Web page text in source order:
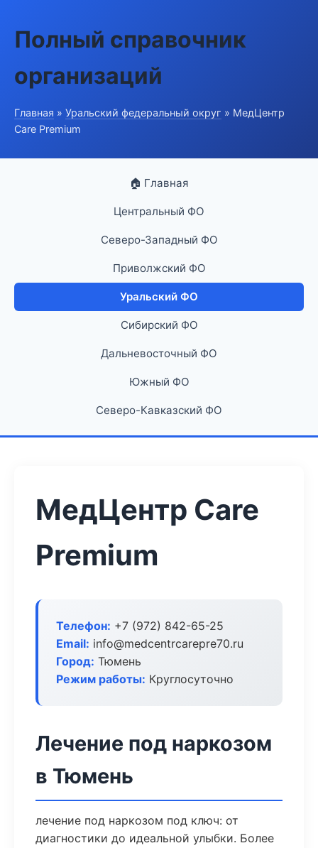
Полный справочник
организаций
Главная » Уральский федеральный округ » МедЦентр
Care Premium
🏠 Главная
Центральный ФО
Северо-Западный ФО
Приволжский ФО
Уральский ФО
Сибирский ФО
Дальневосточный ФО
Южный ФО
Северо-Кавказский ФО
МедЦентр Care
Premium
Телефон: +7 (972) 842-65-25
Email: info@medcentrcarepre70.ru
Город: Тюмень
Режим работы: Круглосуточно
Лечение под наркозом
в Тюмень
лечение под наркозом под ключ: от
диагностики до идеальной улыбки. Более